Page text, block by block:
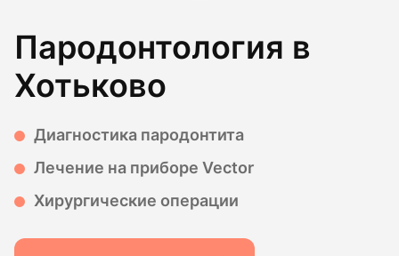
Пародонтология в
Хотьково
Диагностика пародонтита
Лечение на приборе Vector
Хирургические операции